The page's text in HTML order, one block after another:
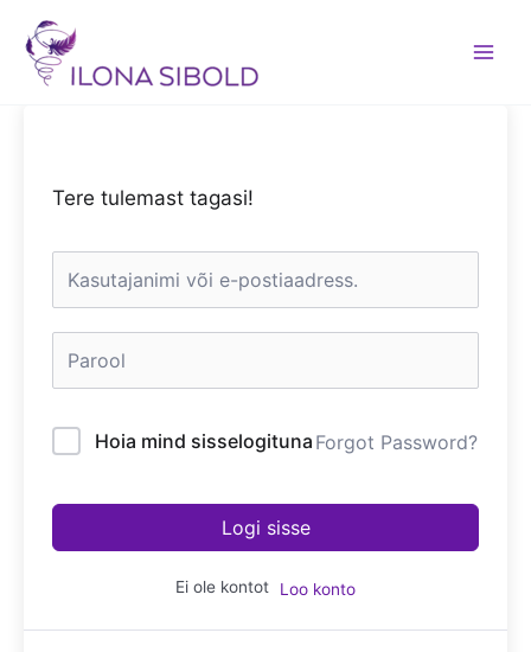
content
Tere tulemast tagasi!
Hoia mind sisselogituna Forgot Password?
Logi sisse
Ei ole kontot Loo konto